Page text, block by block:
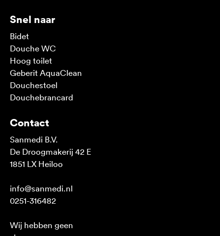
Snel naar
Bidet
Douche WC
Hoog toilet
Geberit AquaClean
Douchestoel
Douchebrancard
Contact
Sanmedi B.V.
De Droogmakerij 42 E
1851 LX Heiloo
info@sanmedi.nl
0251-316482
Wij hebben geen